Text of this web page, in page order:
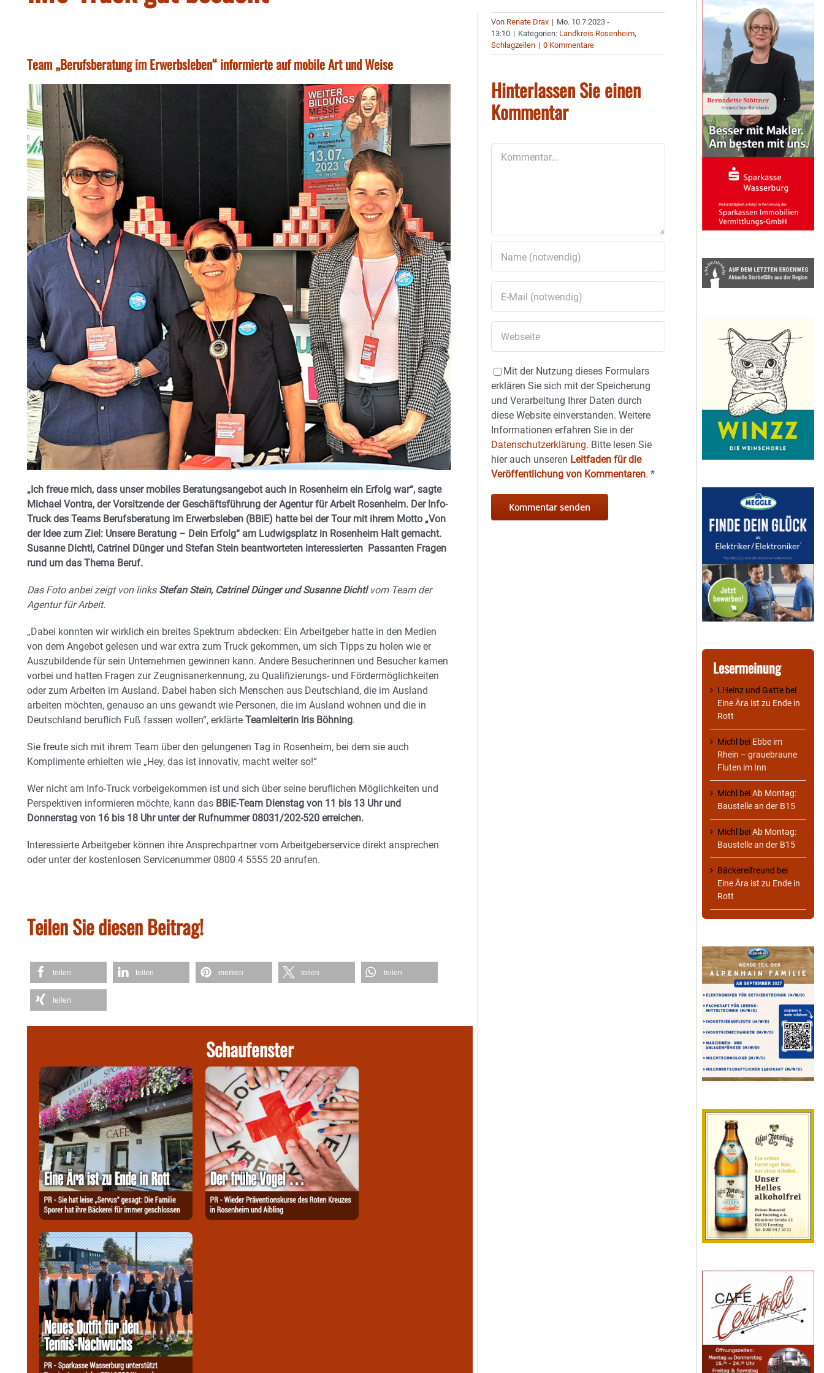
Team „Berufsberatung im Erwerbsleben“ informierte auf mobile Art und Weise
„Ich freue mich, dass unser mobiles Beratungsangebot auch in Rosenheim ein Erfolg war“, sagte
Michael Vontra, der Vorsitzende der Geschäftsführung der Agentur für Arbeit Rosenheim. Der Info-
Truck des Teams Berufsberatung im Erwerbsleben (BBiE) hatte bei der Tour mit ihrem Motto „Von
der Idee zum Ziel: Unsere Beratung – Dein Erfolg“ am Ludwigsplatz in Rosenheim Halt gemacht.
Susanne Dichtl, Catrinel Dünger und Stefan Stein beantworteten interessierten Passanten Fragen
rund um das Thema Beruf.
Das Foto anbei zeigt von linksStefan Stein, Catrinel Dünger und Susanne Dichtlvom Team der
Agentur für Arbeit.
„Dabei konnten wir wirklich ein breites Spektrum abdecken: Ein Arbeitgeber hatte in den Medien
von dem Angebot gelesen und war extra zum Truck gekommen, um sich Tipps zu holen wie er
Auszubildende für sein Unternehmen gewinnen kann. Andere Besucherinnen und Besucher kamen
vorbei und hatten Fragen zur Zeugnisanerkennung, zu Qualifizierungs- und Fördermöglichkeiten
oder zum Arbeiten im Ausland. Dabei haben sich Menschen aus Deutschland, die im Ausland
arbeiten möchten, genauso an uns gewandt wie Personen, die im Ausland wohnen und die in
Deutschland beruflich Fuß fassen wollen“, erklärte Teamleiterin Iris Böhning.
Sie freute sich mit ihrem Team über den gelungenen Tag in Rosenheim, bei dem sie auch
Komplimente erhielten wie „Hey, das ist innovativ, macht weiter so!“
Wer nicht am Info-Truck vorbeigekommen ist und sich über seine beruflichen Möglichkeiten und
Perspektiven informieren möchte, kann das BBiE-Team Dienstag von 11 bis 13 Uhr und
Donnerstag von 16 bis 18 Uhr unter der Rufnummer 08031/202-520 erreichen.
Interessierte Arbeitgeber können ihre Ansprechpartner vom Arbeitgeberservice direkt ansprechen
oder unter der kostenlosen Servicenummer 0800 4 5555 20 anrufen.
Teilen Sie diesen Beitrag!
teilen teilen merken teilen teilen
teilen
Schaufenster
Von Renate Drax | Mo. 10.7.2023 -
13:10 | Kategorien: Landkreis Rosenheim,
Schlagzeilen | 0 Kommentare
Hinterlassen Sie einen
Kommentar
Mit der Nutzung dieses Formulars
erklären Sie sich mit der Speicherung
und Verarbeitung Ihrer Daten durch
diese Website einverstanden. Weitere
Informationen erfahren Sie in der
Datenschutzerklärung. Bitte lesen Sie
hier auch unseren Leitfaden für die
Veröffentlichung von Kommentaren.*
Lesermeinung
I.Heinz und Gatte bei
Eine Ära ist zu Ende in
Rott
Michl bei Ebbe im
Rhein – grauebraune
Fluten im Inn
Michl beiAb Montag:
Baustelle an der B15
Michl beiAb Montag:
Baustelle an der B15
Bäckereifreund bei
Eine Ära ist zu Ende in
Rott